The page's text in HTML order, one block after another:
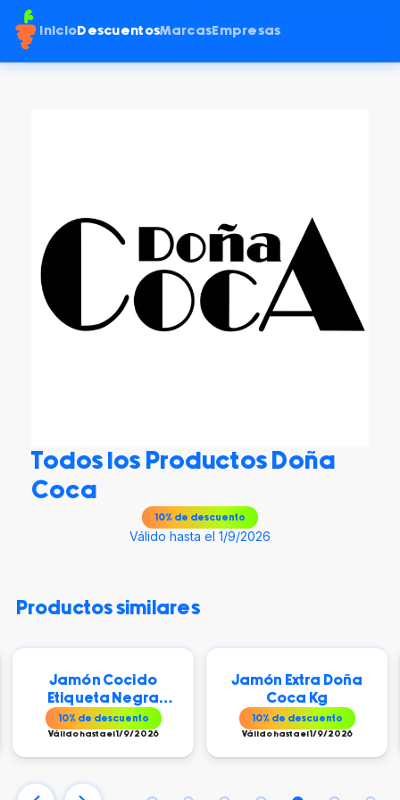
Inicio DescuentosMarcas Empresas
Todos los Productos Doña
Coca
10% de descuento
Válido hasta el 1/9/2026
productos similares
Jamón Cocido
Etiqueta Negra
DOÑA COCA x kg
10% de descuento
Válido hasta el 1/9/2026
Jamón Extra Doña
Coca Kg
10% de descuento
Válido hasta el 1/9/2026